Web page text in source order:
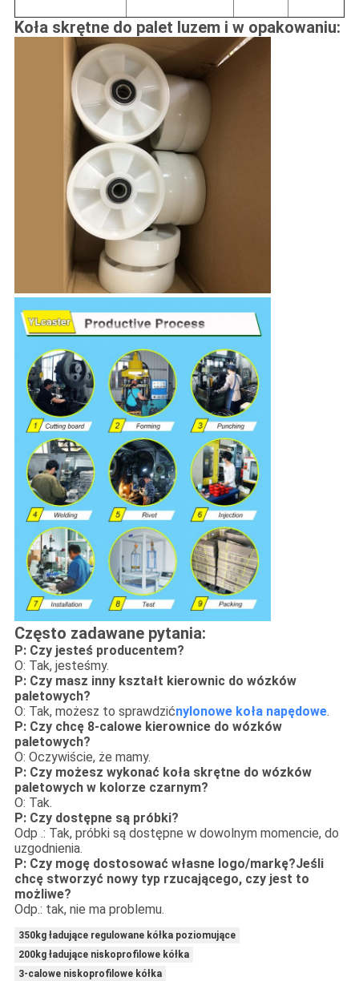
Koła skrętne do palet luzem i w opakowaniu:
Często zadawane pytania:
P: Czy jesteś producentem?
O: Tak, jesteśmy.
P: Czy masz inny kształt kierownic do wózków
paletowych?
O: Tak, możesz to sprawdzićnylonowe koła napędowe.
P: Czy chcę 8-calowe kierownice do wózków
paletowych?
O: Oczywiście, że mamy.
P: Czy możesz wykonać koła skrętne do wózków
paletowych w kolorze czarnym?
O: Tak.
P: Czy dostępne są próbki?
Odp .: Tak, próbki są dostępne w dowolnym momencie, do
uzgodnienia.
P: Czy mogę dostosować własne logo/markę?Jeśli
chcę stworzyć nowy typ rzucającego, czy jest to
możliwe?
Odp.: tak, nie ma problemu.
350kg ładujące regulowane kółka poziomujące
200kg ładujące niskoprofilowe kółka
3-calowe niskoprofilowe kółka